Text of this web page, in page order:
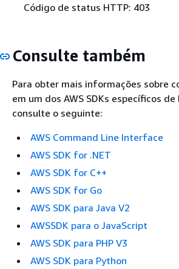
Código de status HTTP: 403
Consulte também
Para obter mais informações sobre
em um dos AWS SDKs específicos
consulte o seguinte:
AWS Command Line Interface
AWS SDK for .NET
AWS SDK for C++
AWS SDK for Go
AWS SDK para Java V2
AWSSDK para o JavaScript
AWS SDK para PHP V3
AWS SDK para Python